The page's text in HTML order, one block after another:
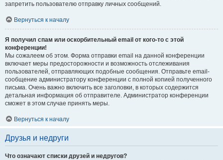
запретить пользователю отправку личных сообщений.
Вернуться к началу
Я получил спам или оскорбительный email от кого-то с этой
конференции!
Мы сожалеем об этом. Форма отправки email на данной конференции
включает меры предосторожности и возможность отслеживания
пользователей, отправляющих подобные сообщения. Отправьте email-
сообщение администратору конференции с полной копией полученного
письма. Очень важно включить все заголовки, в которых содержится
детальная информация об отправителе. Администратор конференции
сможет в этом случае принять меры.
Вернуться к началу
Друзья и недруги
Что означают списки друзей и недругов?